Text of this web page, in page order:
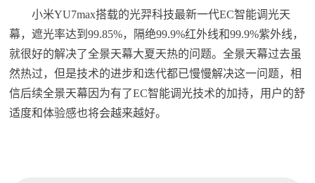
小米YU7max搭载的光羿科技最新一代EC智能调光天
幕，遮光率达到99.85%，隔绝99.9%红外线和99.9%紫外线，
就很好的解决了全景天幕大夏天热的问题。全景天幕过去虽
然热过，但是技术的进步和迭代都已慢慢解决这一问题，相
信后续全景天幕因为有了EC智能调光技术的加持，用户的舒
适度和体验感也将会越来越好。